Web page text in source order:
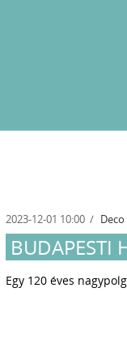
2023-12-01 10:00 Deco
BUDAPESTI
Egy 120 éves